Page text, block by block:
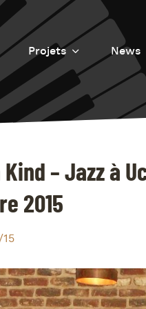
Projets
Introduction
Resurrection
News
Kind – Jazz à
2015